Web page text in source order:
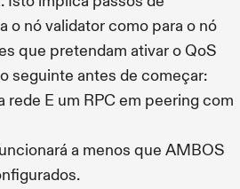
o nó validator como para o nó
que pretendam ativar o QoS
seguinte antes de começar:
rede E um RPC em peering com
a menos que AMBOS